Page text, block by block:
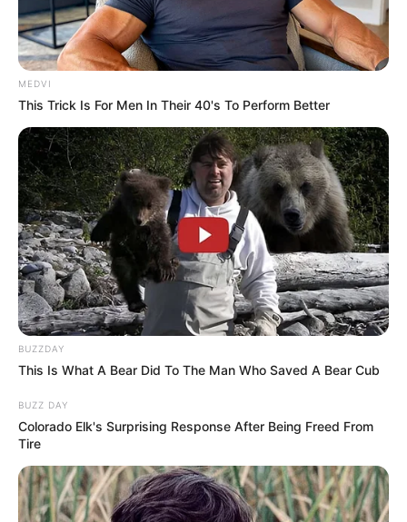
Home > Aposentadoria > desprecarização > Senado
Desprecarização.
PEC 14 | Senadores irão votar em 2
turnos: Aposentadoria Justa e
Desprecarização.
01:00 Aposentadoria,desprecarização,Senado
MEDVI
This Trick Is For Men In Their 40's To Perform Better
BUZZDAY
This Is What A Bear Did To The Man Who Saved A Bear Cub
BUZZ DAY
Colorado Elk's Surprising Response After Being Freed From
Tire